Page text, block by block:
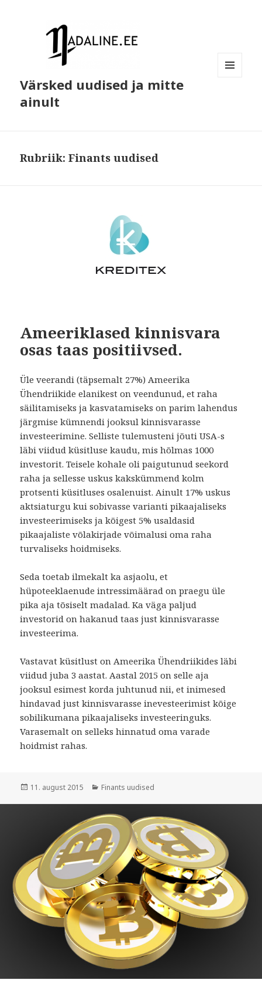
Värsked uudised ja mitte
ainult
Rubriik:Finants uudised
Ameeriklased kinnisvara
osas taas positiivsed.
Üle veerandi (täpsemalt 27%) Ameerika
Ühendriikide elanikest on veendunud, et raha
säilitamiseks ja kasvatamiseks on parim lahendus
järgmise kümnendi jooksul kinnisvarasse
investeerimine. Selliste tulemusteni jõuti USA-s
läbi viidud küsitluse kaudu, mis hõlmas 1000
investorit. Teisele kohale oli paigutunud seekord
raha ja sellesse uskus kakskümmend kolm
protsenti küsitluses osalenuist. Ainult 17% uskus
aktsiaturgu kui sobivasse varianti pikaajaliseks
investeerimiseks ja kõigest 5% usaldasid
pikaajaliste võlakirjade võimalusi oma raha
turvaliseks hoidmiseks.
Seda toetab ilmekalt ka asjaolu, et
hüpoteeklaenude intressimäärad on praegu üle
pika aja tõsiselt madalad. Ka väga paljud
investorid on hakanud taas just kinnisvarasse
investeerima.
Vastavat küsitlust on Ameerika Ühendriikides läbi
viidud juba 3 aastat. Aastal 2015 on selle aja
jooksul esimest korda juhtunud nii, et inimesed
hindavad just kinnisvarasse inevesteerimist kõige
sobilikumana pikaajaliseks investeeringuks.
Varasemalt on selleks hinnatud oma varade
hoidmist rahas.
Postitatud
11. august 2015 Rubriigid
Finants uudised